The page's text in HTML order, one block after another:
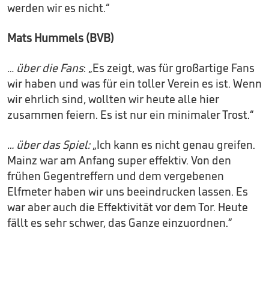
werden wir es nicht.“
Mats Hummels (BVB)
… über die Fans: „Es zeigt, was für großartige Fans
wir haben und was für ein toller Verein es ist. Wenn
wir ehrlich sind, wollten wir heute alle hier
zusammen feiern. Es ist nur ein minimaler Trost.“
… über das Spiel:„Ich kann es nicht genau greifen.
Mainz war am Anfang super effektiv. Von den
frühen Gegentreffern und dem vergebenen
Elfmeter haben wir uns beeindrucken lassen. Es
war aber auch die Effektivität vor dem Tor. Heute
fällt es sehr schwer, das Ganze einzuordnen.“